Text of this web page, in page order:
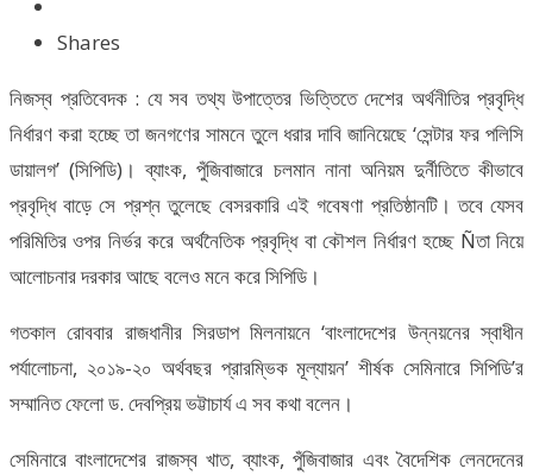
Shares
নিজস্ব প্রতিবেদক : যে সব তথ্য উপাত্তের ভিত্তিতে দেশের অর্থনীতির প্রবৃদ্ধি
নির্ধারণ করা হচ্ছে তা জনগণের সামনে তুলে ধরার দাবি জানিয়েছে ‘সেন্টার ফর পলিসি
ডায়ালগ’ (সিপিডি)। ব্যাংক, পুঁজিবাজারে চলমান নানা অনিয়ম দুর্নীতিতে কীভাবে
প্রবৃদ্ধি বাড়ে সে প্রশ্ন তুলেছে বেসরকারি এই গবেষণা প্রতিষ্ঠানটি। তবে যেসব
পরিমিতির ওপর নির্ভর করে অর্থনৈতিক প্রবৃদ্ধি বা কৌশল নির্ধারণ হচ্ছে Ñতা নিয়ে
আলোচনার দরকার আছে বলেও মনে করে সিপিডি।
গতকাল রোববার রাজধানীর সিরডাপ মিলনায়নে ‘বাংলাদেশের উন্নয়নের স্বাধীন
পর্যালোচনা, ২০১৯-২০ অর্থবছর প্রারম্ভিক মূল্যায়ন’ শীর্ষক সেমিনারে সিপিডি’র
সম্মানিত ফেলো ড. দেবপ্রিয় ভট্টাচার্য এ সব কথা বলেন।
সেমিনারে বাংলাদেশের রাজস্ব খাত, ব্যাংক, পুঁজিবাজার এবং বৈদেশিক লেনদেনের